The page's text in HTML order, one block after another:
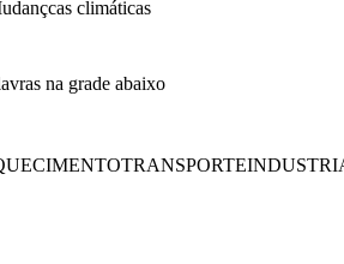
climáticas
na grade abaixo
TRANSPORTE